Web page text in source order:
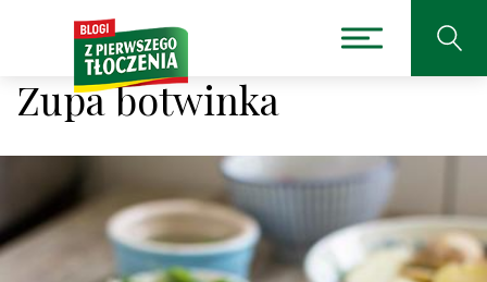
Zupa botwinka